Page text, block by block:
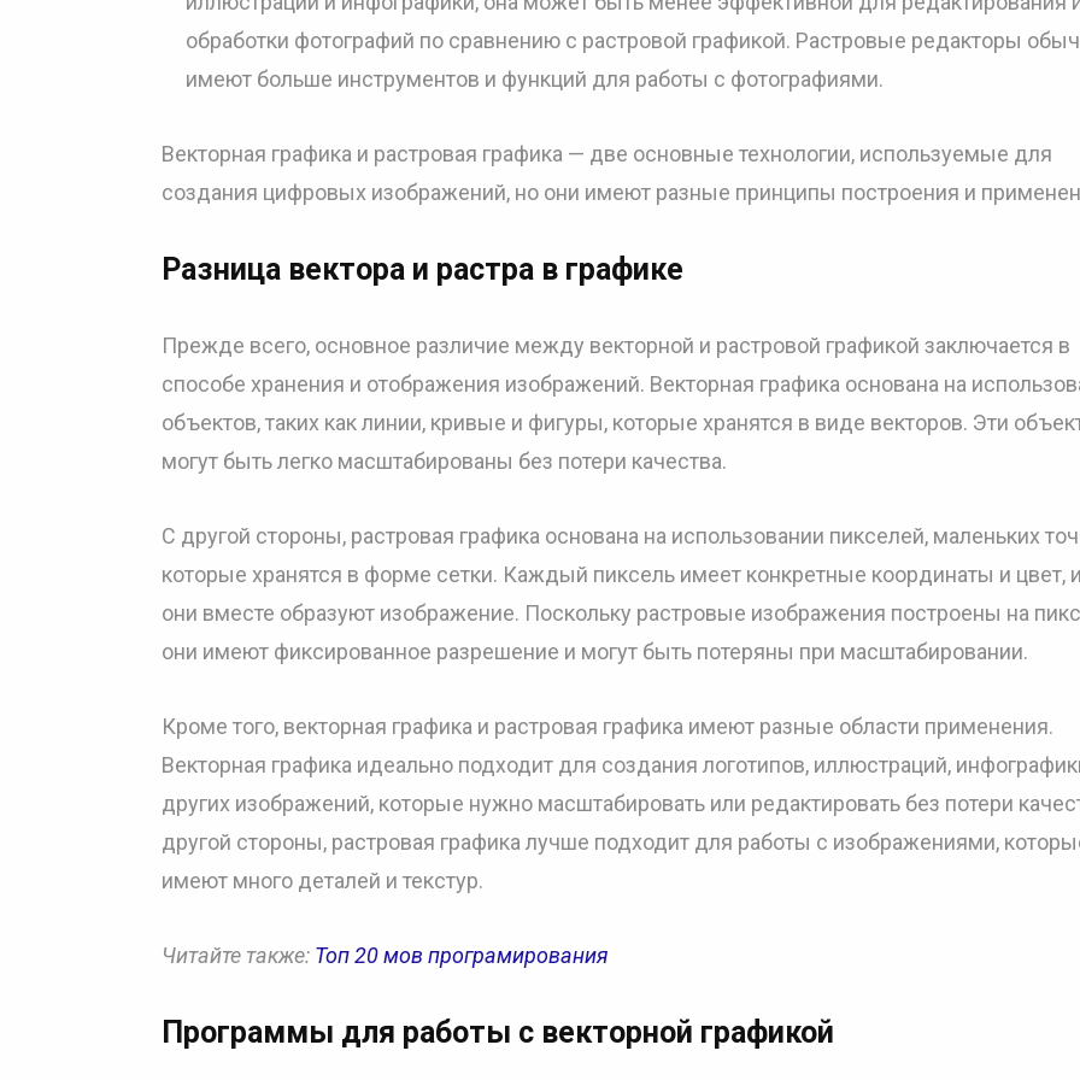
обработки фотографий по сравнению с растровой графикой. Растровые редакторы
имеют больше инструментов и функций для работы с фотографиями.
Векторная графика и растровая графика — две основные технологии, используемые для
создания цифровых изображений, но они имеют разные принципы построения и
Разница вектора и растра в графике
Прежде всего, основное различие между векторной и растровой графикой заключается в
способе хранения и отображения изображений. Векторная графика основана на
объектов, таких как линии, кривые и фигуры, которые хранятся в виде векторов. Эти
могут быть легко масштабированы без потери качества.
С другой стороны, растровая графика основана на использовании пикселей, маленьких
которые хранятся в форме сетки. Каждый пиксель имеет конкретные координаты и цвет,
они вместе образуют изображение. Поскольку растровые изображения построены на
они имеют фиксированное разрешение и могут быть потеряны при масштабировании.
Кроме того, векторная графика и растровая графика имеют разные области применения.
Векторная графика идеально подходит для создания логотипов, иллюстраций,
других изображений, которые нужно масштабировать или редактировать без потери
другой стороны, растровая графика лучше подходит для работы с изображениями,
имеют много деталей и текстур.
Читайте также: Топ 20 мов програмирования
Программы для работы с векторной графикой